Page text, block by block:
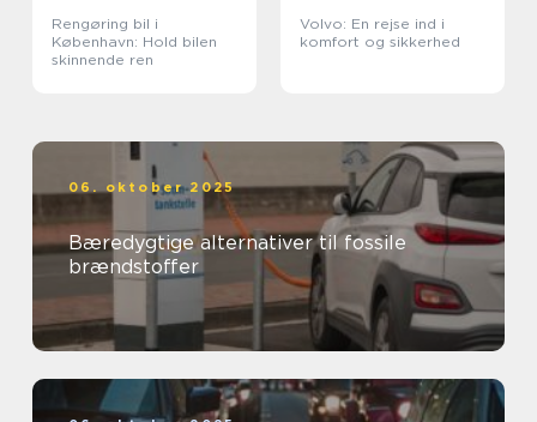
Rengøring bil i
København: Hold bilen
skinnende ren
Volvo: En rejse ind i
komfort og sikkerhed
06. oktober 2025
Bæredygtige alternativer til fossile
brændstoffer